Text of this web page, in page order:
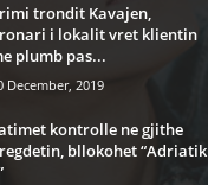
trondit Kavajen,
i lokalit vret klientin
plumb pas...
December, 2019
kontrolle ne gjithe
bllokohet “Adriatik